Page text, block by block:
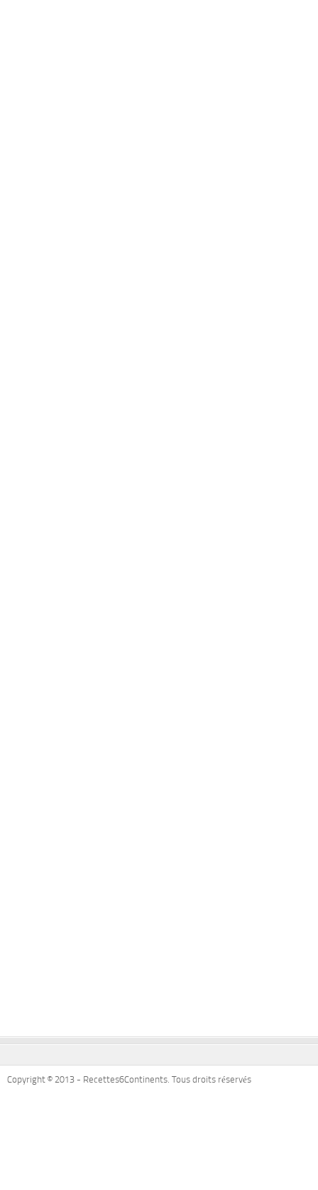
Copyright © 2013 - Recettes6Continents. Tous droits réservés